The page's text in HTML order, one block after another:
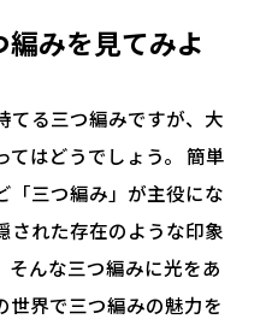
みを見てみよ
てる三つ編みですが、大
てはどうでしょう。 簡単
「三つ編み」が主役にな
された存在のような印象
そんな三つ編みに光をあ
世界で三つ編みの魅力を